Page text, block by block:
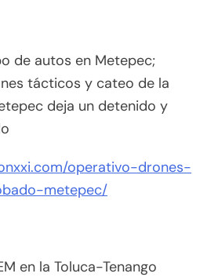
de autos en Metepec;
tácticos y cateo de la
deja un detenido y
operativo-drones-
metepec/
en la Toluca-Tenango